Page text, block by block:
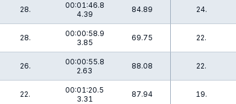
28.
00:01:46.8
4.39
84.89 24.
28.
00:00:58.9
3.85
69.75 22.
26.
00:00:55.8
2.63
88.08 22.
22.
00:01:20.5
3.31
87.94 19.